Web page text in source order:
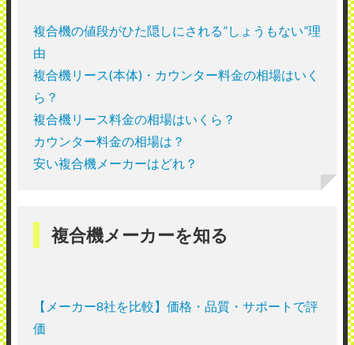
複合機の値段がひた隠しにされる”しょうもない”理
由
複合機リース(本体)・カウンター料金の相場はいく
ら？
複合機リース料金の相場はいくら？
カウンター料金の相場は？
安い複合機メーカーはどれ？
複合機メーカーを知る
【メーカー8社を比較】価格・品質・サポートで評
価